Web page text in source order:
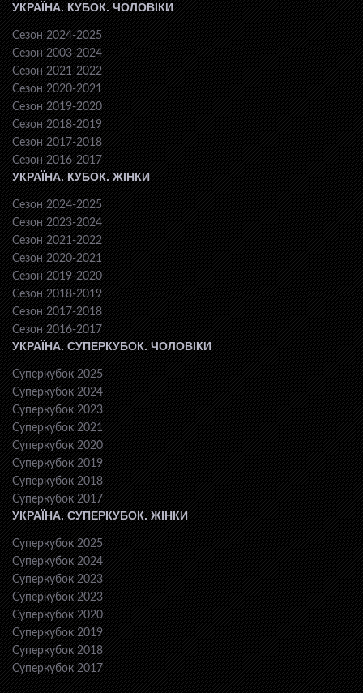
УКРАЇНА. КУБОК. ЧОЛОВІКИ
Сезон 2024-2025
Сезон 2003-2024
Сезон 2021-2022
Сезон 2020-2021
Сезон 2019-2020
Сезон 2018-2019
Сезон 2017-2018
Сезон 2016-2017
УКРАЇНА. КУБОК. ЖІНКИ
Сезон 2024-2025
Сезон 2023-2024
Сезон 2021-2022
Сезон 2020-2021
Сезон 2019-2020
Сезон 2018-2019
Сезон 2017-2018
Сезон 2016-2017
УКРАЇНА. СУПЕРКУБОК. ЧОЛОВІКИ
Суперкубок 2025
Суперкубок 2024
Суперкубок 2023
Суперкубок 2021
Суперкубок 2020
Суперкубок 2019
Суперкубок 2018
Суперкубок 2017
УКРАЇНА. СУПЕРКУБОК. ЖІНКИ
Суперкубок 2025
Суперкубок 2024
Суперкубок 2023
Суперкубок 2023
Суперкубок 2020
Суперкубок 2019
Суперкубок 2018
Суперкубок 2017